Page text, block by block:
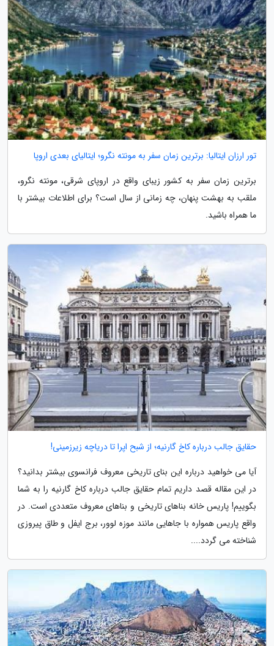
تور ارزان ایتالیا: برترین زمان سفر به مونته نگرو؛ ایتالیای بعدی اروپا
برترین زمان سفر به کشور زیبای واقع در اروپای شرقی، مونته نگرو،
ملقب به بهشت پنهان، چه زمانی از سال است؟ برای اطلاعات بیشتر با
ما همراه باشید.
حقایق جالب درباره کاخ گارنیه؛ از شبح اپرا تا دریاچه زیرزمینی!
آیا می خواهید درباره این بنای تاریخی معروف فرانسوی بیشتر بدانید؟
در این مقاله قصد داریم تمام حقایق جالب درباره کاخ گارنیه را به شما
بگوییم! پاریس خانه بناهای تاریخی و بناهای معروف متعددی است. در
واقع پاریس همواره با جاهایی مانند موزه لوور، برج ایفل و طاق پیروزی
شناخته می گردد....